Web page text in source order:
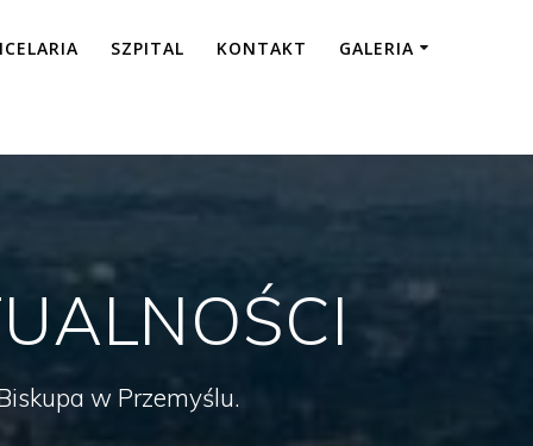
SZPITAL KONTAKT GALERIA
w Przemyślu.